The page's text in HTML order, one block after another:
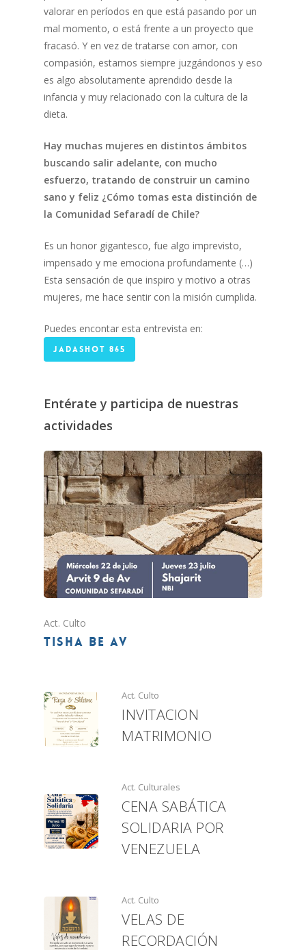
valorar en períodos en que está pasando por un
mal momento, o está frente a un proyecto que
fracasó. Y en vez de tratarse con amor, con
compasión, estamos siempre juzgándonos y eso
es algo absolutamente aprendido desde la
infancia y muy relacionado con la cultura de la
dieta.
Hay muchas mujeres en distintos ámbitos
buscando salir adelante, con mucho
esfuerzo, tratando de construir un camino
sano y feliz ¿Cómo tomas esta distinción de
la Comunidad Sefaradí de Chile?
Es un honor gigantesco, fue algo imprevisto,
impensado y me emociona profundamente (…)
Esta sensación de que inspiro y motivo a otras
mujeres, me hace sentir con la misión cumplida.
Puedes encontar esta entrevista en:
JADASHOT 865
Entérate y participa de nuestras
actividades
Act. Culto
TISHA BE AV
Act. Culto
INVITACION
MATRIMONIO
Act. Culturales
CENA SABÁTICA
SOLIDARIA POR
VENEZUELA
Act. Culto
VELAS DE
RECORDACIÓN